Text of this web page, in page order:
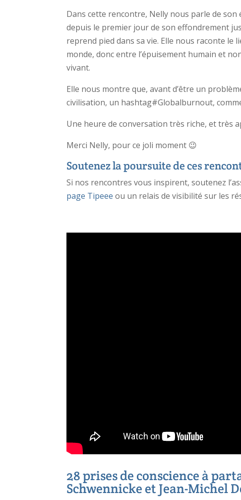
Dans cette rencontre, Nelly nous parle de
depuis le premier jour de son effondrement
reprend pied dans sa vie. Elle nous raconte le
monde, donc entre l’épuisement humain et
vivant.
Elle nous montre que, avant d’être un
civilisation, un hashtag#Globalburnout,
Une heure de conversation très riche, et très
Merci Nelly, pour ce joli moment 😉
Soutenez la poursuite de ces
Si nos rencontres vous inspirent, soutenez
page Tipeee ou un relais de visibilité sur les
28 prises de conscience à
Schwennicke et Jean-Michel